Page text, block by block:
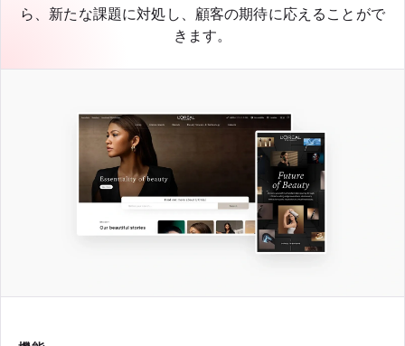
ら、新たな課題に対処し、顧客の期待に応えることがで
きます。